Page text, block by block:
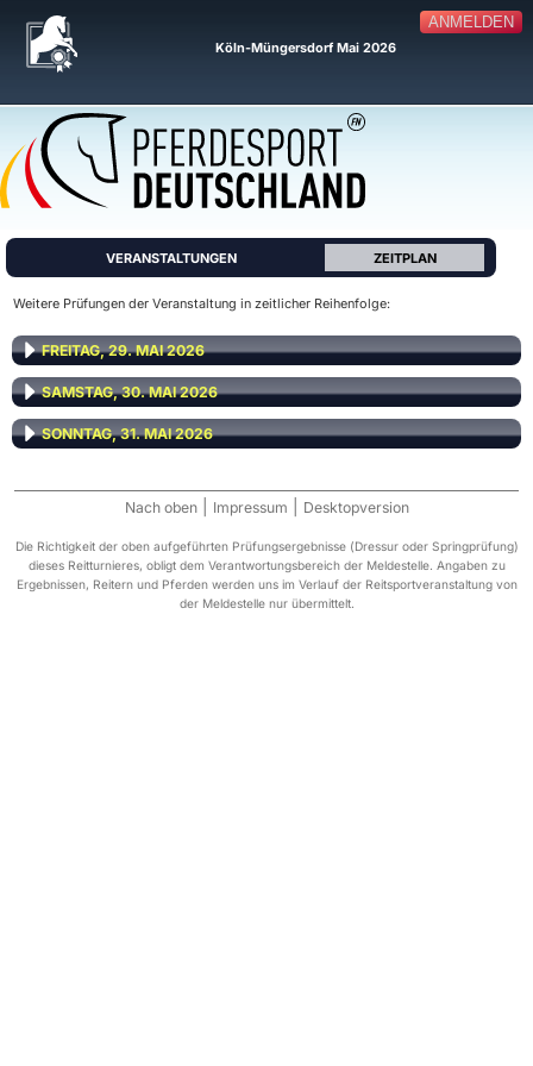
ANMELDEN
Köln-Müngersdorf Mai 2026
VERANSTALTUNGEN ZEITPLAN
Weitere Prüfungen der Veranstaltung in zeitlicher Reihenfolge:
FREITAG, 29. MAI 2026
SAMSTAG, 30. MAI 2026
SONNTAG, 31. MAI 2026
Nach oben Impressum Desktopversion
Die Richtigkeit der oben aufgeführten Prüfungsergebnisse (Dressur oder Springprüfung)
dieses Reitturnieres, obligt dem Verantwortungsbereich der Meldestelle. Angaben zu
Ergebnissen, Reitern und Pferden werden uns im Verlauf der Reitsportveranstaltung von
der Meldestelle nur übermittelt.